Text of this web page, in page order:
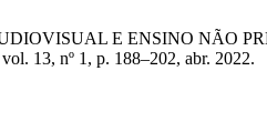
E ENSINO NÃO
vol. 13, nº 1, p. 188–202, abr. 2022.